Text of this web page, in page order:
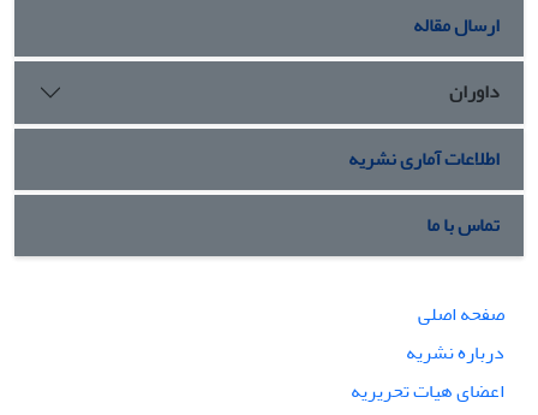
ارسال مقاله
داوران
اطلاعات آماری نشریه
تماس با ما
صفحه اصلی
درباره نشریه
اعضای هیات تحریریه